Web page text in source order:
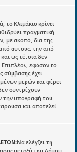
το Κλιμάκιο κρίνει
πραγματική
με σκοπό, δια της
αυτούς, την από
ως τέτοια δεν
Επιπλέον, εφόσον το
σύμβασης έχει
μερών και φέρει
συντρέχουν
την υπογραφή του
και αποτελεί
Να ελέγξει τη
μεταξύ του Δήμου